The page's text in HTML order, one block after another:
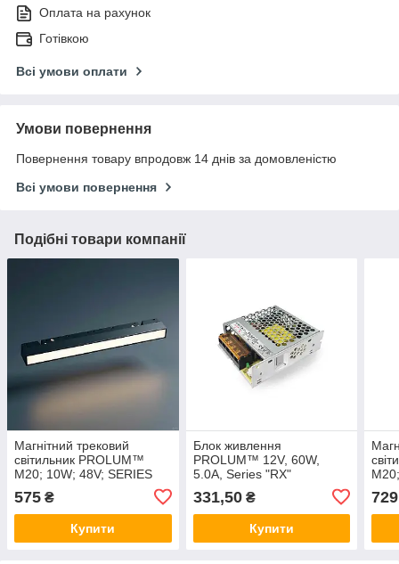
Оплата на рахунок
Готівкою
Всі умови оплати
Умови повернення
Повернення товару впродовж 14 днів за домовленістю
Всі умови повернення
Подібні товари компанії
Магнітний трековий
світильник PROLUM™
M20; 10W; 48V; SERIES
575 ₴
Купити
Блок живлення
PROLUM™ 12V, 60W,
5.0А, Series "RX"
331,50₴
Купити
729